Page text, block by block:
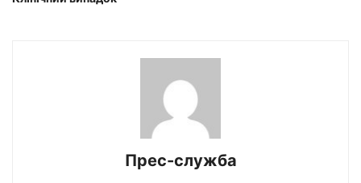
Прес-служба